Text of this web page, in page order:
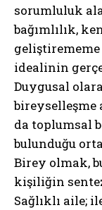
sorumluluk
bağımlılık,
idealinin
Duygusal
bireyselleşme
da toplumsal
bulunduğu
Birey olmak,
kişiliğin
Sağlıklı aile;